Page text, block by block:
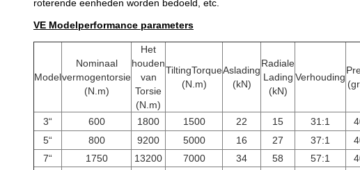
roterende eenheden worden bedoeld, etc.
VE Modelperformance parameters
Model
Nominaal
vermogentorsie
(N.m)
Het
houden
van
Torsie
(N.m)
TiltingTorque
(N.m)
Aslading
(kN)
Radiale
Lading
(kN)
Verhouding
3“ 600 1800 1500 22 15 31:1
5“
800 9200 5000 16 27 37:1
7“
1750 13200 7000 34 58 57:1